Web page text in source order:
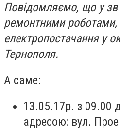
Повідомляємо, що у
ремонтними роботами,
електропостачання у
Тернополя.
А саме:
13.05.17р. з 09.00
адресою: вул.